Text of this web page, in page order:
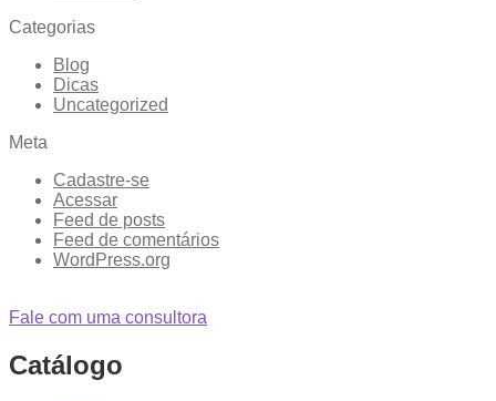
Categorias
Blog
Dicas
Uncategorized
Meta
Cadastre-se
Acessar
Feed de posts
Feed de comentários
WordPress.org
Fale com uma consultora
Catálogo